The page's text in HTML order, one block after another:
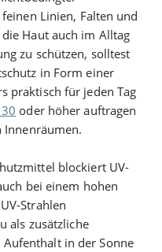
Linien, Falten und
Haut auch im Alltag
zu schützen, solltest
in Form einer
praktisch für jeden Tag
oder höher auftragen
blockiert UV-
bei einem hohen
Strahlen
als zusätzliche
in der Sonne